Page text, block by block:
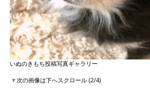
いぬのきもち投稿写真ギャラリー
▼次の画像は下へスクロール (2/4)